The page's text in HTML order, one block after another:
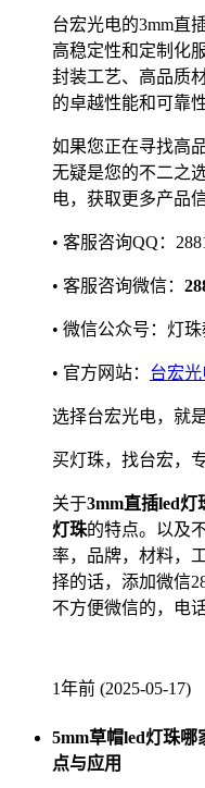
台宏光电的3mm直
高稳定性和定制化
封装工艺、高品质
的卓越性能和可靠性
如果您正在寻找高
无疑是您的不二之
电，获取更多产品
• 客服咨询QQ：
• 客服咨询微信：
• 微信公众号：灯
• 官方网站： 台宏光
选择台宏光电，就
买灯珠，找台宏，
关于3mm直插led
灯珠的特点。以及
率，品牌，材料，
择的话，添加微信
不方便微信的，电
1年前 (2025-05-17)
5mm草帽led灯珠
点与应用